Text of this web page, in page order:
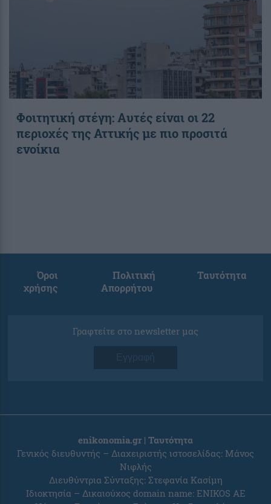
Φοιτητική στέγη: Aυτές είναι οι 22
περιοχές της Αττικής με πιο προσιτά
ενοίκια
Όροι
χρήσης
Πολιτική
Απορρήτου
Ταυτότητα
Γραφτείτε στο newsletter μας
Εγγραφή
enikonomia.gr | Ταυτότητα
Γενικός διευθυντής – Διαχειριστής ιστοσελίδας: Μάνος
Νιφλής
Διευθύντρια Σύνταξης: Στεφανία Κασίμη
Ιδιοκτησία – Δικαιούχος domain name: ENIKOS AE